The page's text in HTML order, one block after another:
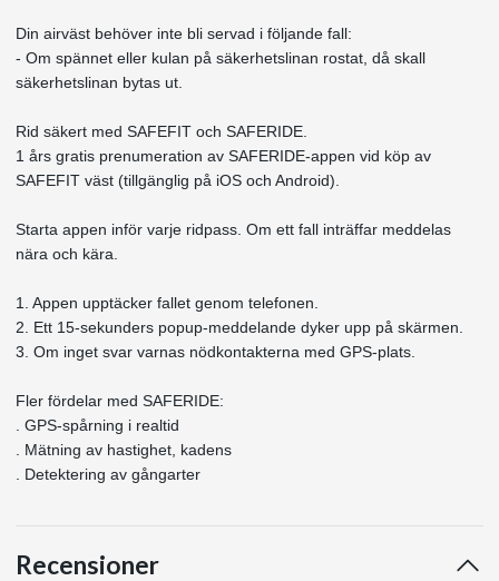
Din airväst behöver inte bli servad i följande fall:
- Om spännet eller kulan på säkerhetslinan rostat, då skall
säkerhetslinan bytas ut.
Rid säkert med SAFEFIT och SAFERIDE.
1 års gratis prenumeration av SAFERIDE-appen vid köp av
SAFEFIT väst (tillgänglig på iOS och Android).
Starta appen inför varje ridpass. Om ett fall inträffar meddelas
nära och kära.
1. Appen upptäcker fallet genom telefonen.
2. Ett 15-sekunders popup-meddelande dyker upp på skärmen.
3. Om inget svar varnas nödkontakterna med GPS-plats.
Fler fördelar med SAFERIDE:
. GPS-spårning i realtid
. Mätning av hastighet, kadens
. Detektering av gångarter
Recensioner